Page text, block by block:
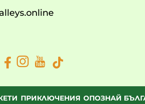
ПРИКЛЮЧЕНИЯ ОПОЗНАЙ